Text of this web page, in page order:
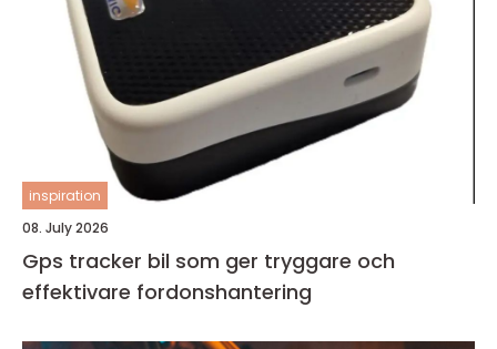
inspiration
08. July 2026
Gps tracker bil som ger tryggare och
effektivare fordonshantering